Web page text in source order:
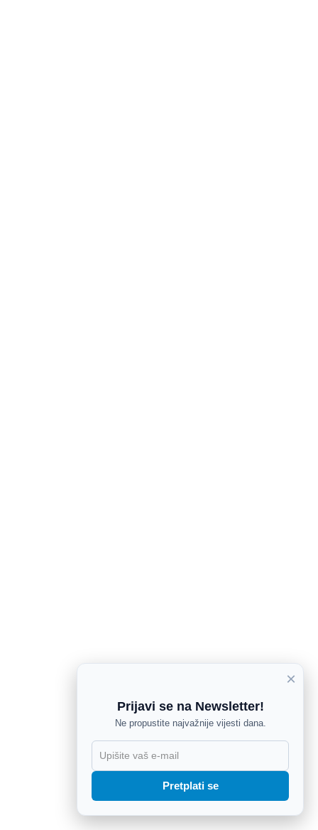
×
Prijavi se na Newsletter!
Ne propustite najvažnije vijesti dana.
Pretplati se